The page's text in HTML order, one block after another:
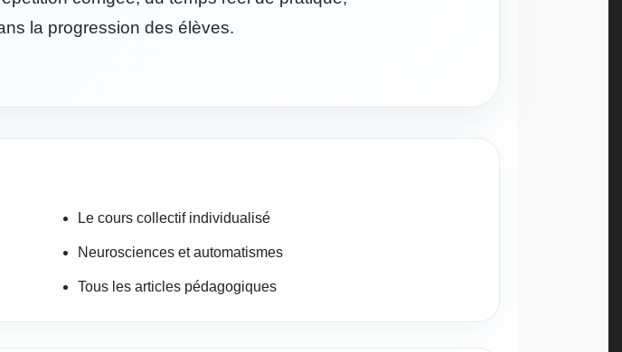
la progression des élèves.
Le cours collectif individualisé
Neurosciences et automatismes
Tous les articles pédagogiques